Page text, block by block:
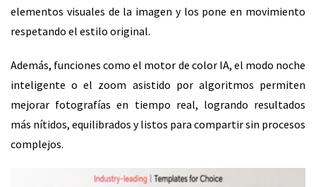
elementos visuales de la imagen y los pone en movimiento
respetando el estilo original.
Además, funciones como el motor de color IA, el modo noche
inteligente o el zoom asistido por algoritmos permiten
mejorar fotografías en tiempo real, logrando resultados
más nítidos, equilibrados y listos para compartir sin procesos
complejos.